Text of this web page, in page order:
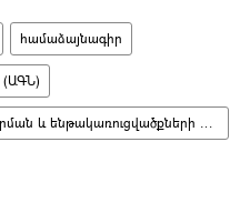
համաձայնագիր
(ԱԳՆ)
ՀՀ ՏԿԵՆ (ՀՀ տարածքային կառավարման և ենթակառուցվածքների նախարարություն)